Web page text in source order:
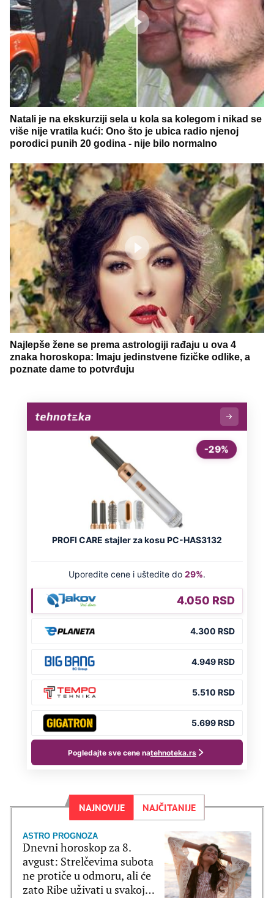
Natali je na ekskurziji sela u kola sa kolegom i nikad se
više nije vratila kući: Ono što je ubica radio njenoj
porodici punih 20 godina - nije bilo normalno
Najlepše žene se prema astrologiji rađaju u ova 4
znaka horoskopa: Imaju jedinstvene fizičke odlike, a
poznate dame to potvrđuju
NAJNOVIJE NAJČITANIJE
ASTRO PROGNOZA
Dnevni horoskop za 8.
avgust: Strelčevima subota
ne protiče u odmoru, ali će
zato Ribe uživati u svakoj